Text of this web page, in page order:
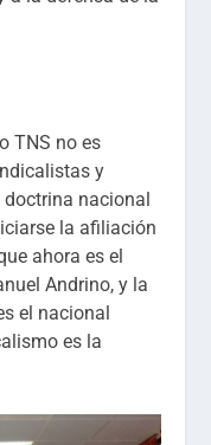
TNS no es
y
nacional
la afiliación
ahora es el
Andrino, y la
el nacional
es la